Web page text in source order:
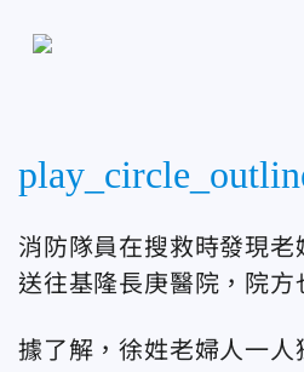
消防隊員在搜救時發現
送往基隆長庚醫院，院方
據了解，徐姓老婦人一